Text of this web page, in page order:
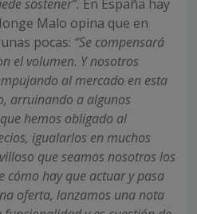
sostener”. En España hay
Malo opina que en
pocas: “Se compensará
el volumen. Y nosotros
al mercado en esta
arruinando a algunos
hemos obligado al
igualarlos en muchos
que seamos nosotros los
cómo hay que actuar y pasa
oferta, lanzamos una nota